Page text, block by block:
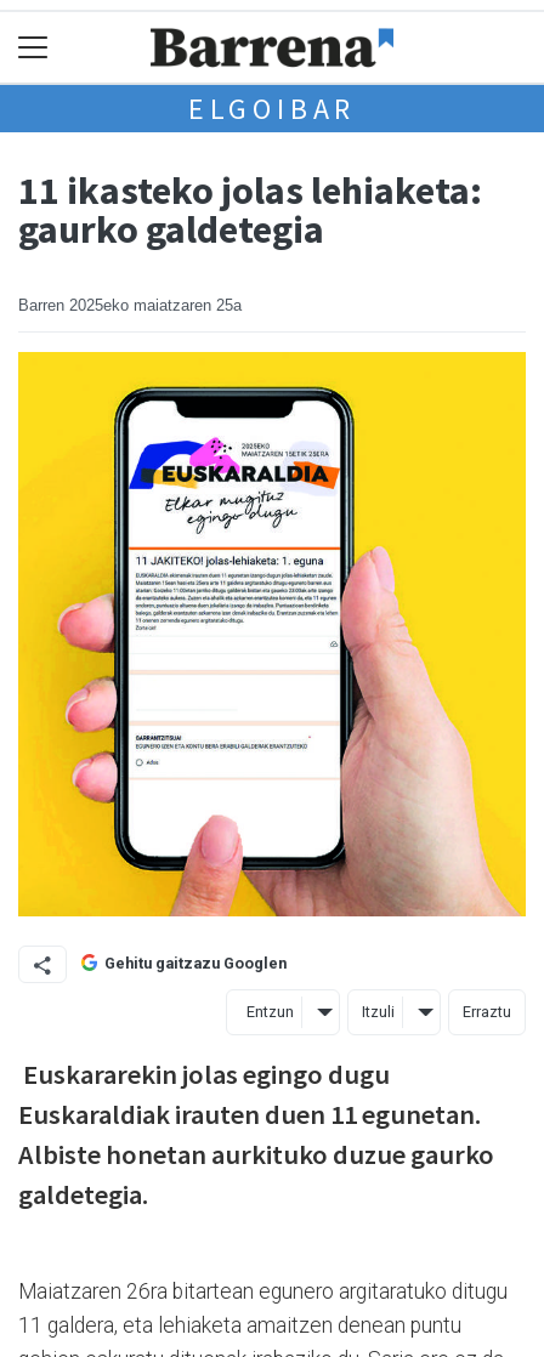
ELGOIBAR
11 ikasteko jolas lehiaketa:
gaurko galdetegia
Barren 2025eko maiatzaren 25a
Gehitu gaitzazu Googlen
Entzun Itzuli Erraztu
Euskararekin jolas egingo dugu
Euskaraldiak irauten duen 11 egunetan.
Albiste honetan aurkituko duzue gaurko
galdetegia.
Maiatzaren 26ra bitartean egunero argitaratuko ditugu
11 galdera, eta lehiaketa amaitzen denean puntu